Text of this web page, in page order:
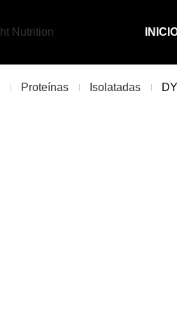
Proteínas Isolatadas